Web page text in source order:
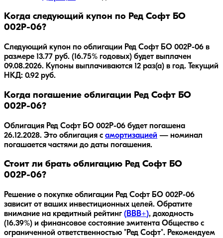
Когда следующий купон по Ред Софт БО
002Р-06?
Следующий купон по облигации Ред Софт БО 002Р-06 в
размере 13.77 руб. (16.75% годовых) будет выплачен
09.08.2026. Купоны выплачиваются 12 раз(а) в год. Текущий
НКД: 0.92 руб.
Когда погашение облигации Ред Софт БО
002Р-06?
Облигация Ред Софт БО 002Р-06 будет погашена
26.12.2028. Это облигация с амортизацией — номинал
погашается частями до даты погашения.
Стоит ли брать облигацию Ред Софт БО
002Р-06?
Решение о покупке облигации Ред Софт БО 002Р-06
зависит от ваших инвестиционных целей. Обратите
внимание на кредитный рейтинг ( BBB+), доходность
(16.39%) и финансовое состояние эмитента Общество с
ограниченной ответственностью "Ред Софт". Рекомендуем